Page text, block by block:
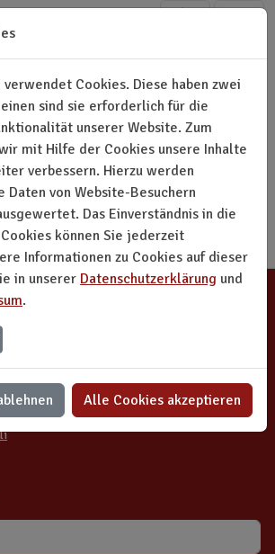
springen
Archiv
verfügbar.
verwendet Cookies. Diese haben zwei
sind sie erforderlich für die
unserer Website. Zum
mit Hilfe der Cookies unsere Inhalte
verbessern. Hierzu werden
Daten von Website-Besuchern
Das Einverständnis in die
können Sie jederzeit
Informationen zu Cookies auf dieser
in unserer Datenschutzerklärung und
.
Alle Cookies akzeptieren